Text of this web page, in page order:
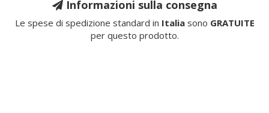
Informazioni sulla consegna
Le spese di spedizione standard in Italiasono GRATUITE
per questo prodotto.